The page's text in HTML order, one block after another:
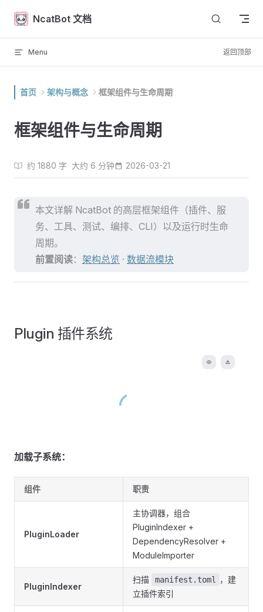
Skip to content
NcatBot 文档
Menu 返回顶部
首页 架构与概念 框架组件与生命周期
框架组件与生命周期
约 1880 字 大约 6 分钟 2026-03-21
本文详解 NcatBot 的高层框架组件（插件、服
务、工具、测试、编排、CLI）以及运行时生命
周期。
前置阅读： 架构总览 · 数据流模块
Plugin 插件系统
加载子系统：
组件 职责
PluginLoader
主协调器，组合
PluginIndexer +
DependencyResolver +
ModuleImporter
PluginIndexer
扫描 manifest.toml ，建
立插件索引